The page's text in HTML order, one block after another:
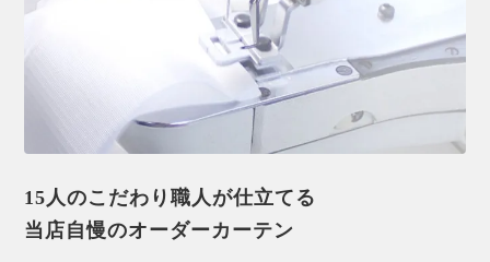
15人のこだわり職人が仕立てる
当店自慢のオーダーカーテン